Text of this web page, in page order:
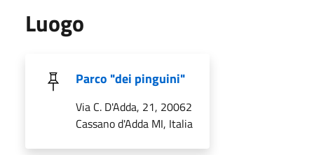
Luogo
Parco "dei pinguini"
Via C. D'Adda, 21, 20062
Cassano d'Adda MI, Italia